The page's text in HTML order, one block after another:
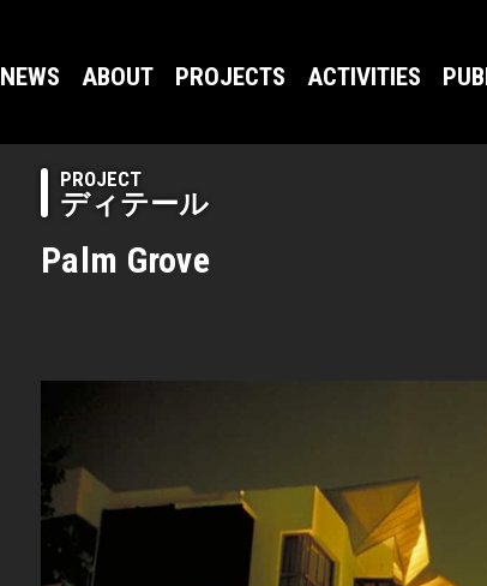
NEWS ABOUT PROJECTS ACTIVITIES
PROJECT
ディテール
Palm Grove